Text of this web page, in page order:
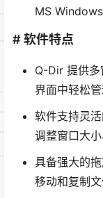
MS Windows
# 软件特点
Q-Dir 提供多
界面中轻松
软件支持灵
调整窗口大小
具备强大的
移动和复制文